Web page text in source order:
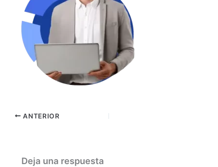
ANTERIOR
Deja una respuesta